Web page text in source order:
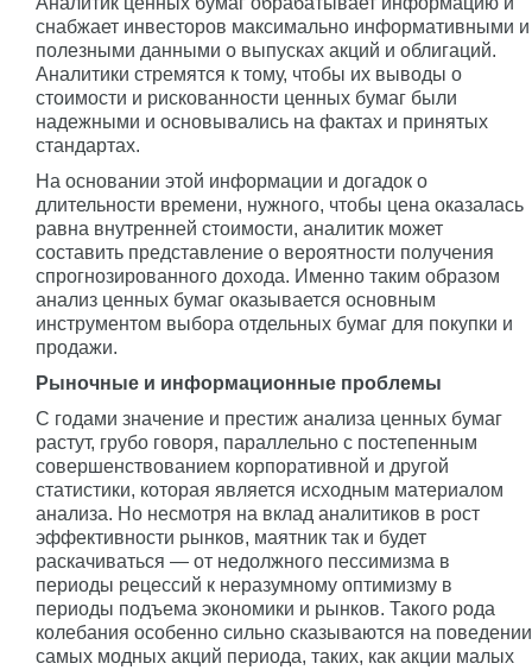
снабжает инвесторов максимально информативными и
полезными данными о выпусках акций и облигаций.
Аналитики стремятся к тому, чтобы их выводы о
стоимости и рискованности ценных бумаг были
надежными и основывались на фактах и принятых
стандартах.
На основании этой информации и догадок о
длительности времени, нужного, чтобы цена оказалась
равна внутренней стоимости, аналитик может
составить представление о вероятности получения
спрогнозированного дохода. Именно таким образом
анализ ценных бумаг оказывается основным
инструментом выбора отдельных бумаг для покупки и
продажи.
Рыночные и информационные проблемы
С годами значение и престиж анализа ценных бумаг
растут, грубо говоря, параллельно с постепенным
совершенствованием корпоративной и другой
статистики, которая является исходным материалом
анализа. Но несмотря на вклад аналитиков в рост
эффективности рынков, маятник так и будет
раскачиваться — от недолжного пессимизма в
периоды рецессий к неразумному оптимизму в
периоды подъема экономики и рынков. Такого рода
колебания особенно сильно сказываются на поведении
самых модных акций периода, таких, как акции малых